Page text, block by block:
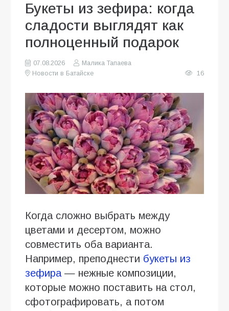
Букеты из зефира: когда
сладости выглядят как
полноценный подарок
07.08.2026
Малика Тапаева
Новости в Батайске
16
Когда сложно выбрать между
цветами и десертом, можно
совместить оба варианта.
Например, преподнести букеты из
зефира— нежные композиции,
которые можно поставить на стол,
сфотографировать, а потом